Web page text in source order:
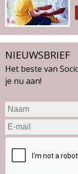
NIEUWSBRIEF
Het beste van
je nu aan!